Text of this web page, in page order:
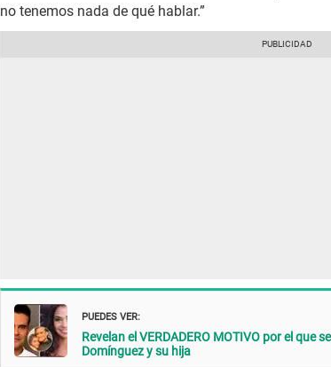
no tenemos nada de qué hablar.”
PUEDES VER:
Revelan el VERDADERO MOTIVO por el que
Domínguez y su hija